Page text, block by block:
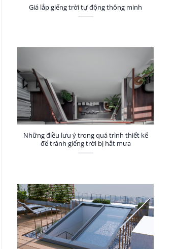
Giá lắp giếng trời tự động thông minh
Những điều lưu ý trong quá trình thiết kế
để tránh giếng trời bị hắt mưa